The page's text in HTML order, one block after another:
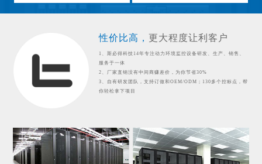
性价比高， 更大程度让利客户
1、斯必得科技14年专注动力环境监控设备研发、生产、销售、
服务于一体
2、厂家直销没有中间商赚差价，为你节省30%
3、自有研发团队，支持订做和OEM/ODM；130多个控标点，帮
你轻松拿下项目